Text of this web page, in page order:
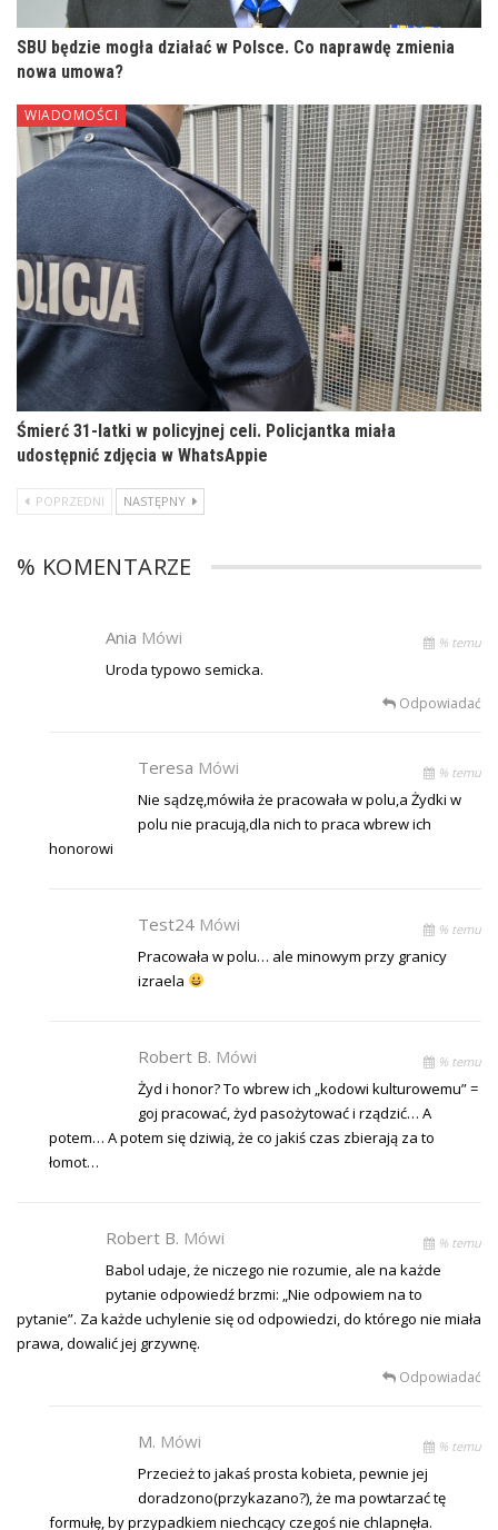
SBU będzie mogła działać w Polsce. Co naprawdę zmienia
nowa umowa?
WIADOMOŚCI
Śmierć 31-latki w policyjnej celi. Policjantka miała
udostępnić zdjęcia w WhatsAppie
POPRZEDNI NASTĘPNY
% KOMENTARZE
Ania Mówi % temu
Uroda typowo semicka.
Odpowiadać
Teresa Mówi % temu
Nie sądzę,mówiła że pracowała w polu,a Żydki w
polu nie pracują,dla nich to praca wbrew ich
honorowi
Test24 Mówi % temu
Pracowała w polu… ale minowym przy granicy
izraela
Robert B. Mówi % temu
Żyd i honor? To wbrew ich „kodowi kulturowemu” =
goj pracować, żyd pasożytować i rządzić… A
potem… A potem się dziwią, że co jakiś czas zbierają za to
łomot…
Robert B. Mówi % temu
Babol udaje, że niczego nie rozumie, ale na każde
pytanie odpowiedź brzmi: „Nie odpowiem na to
pytanie”. Za każde uchylenie się od odpowiedzi, do którego nie miała
prawa, dowalić jej grzywnę.
Odpowiadać
M. Mówi % temu
Przecież to jakaś prosta kobieta, pewnie jej
doradzono(przykazano?), że ma powtarzać tę
formułę, by przypadkiem niechcący czegoś nie chlapnęła.